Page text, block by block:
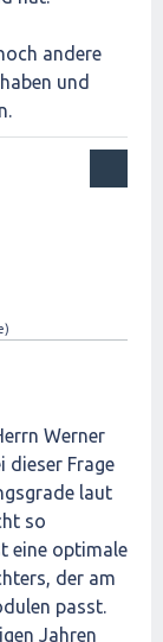
andere
und
Werner
dieser Frage
laut
so
eine optimale
der am
passt.
Jahren